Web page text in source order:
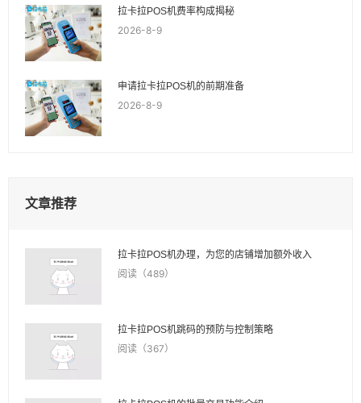
拉卡拉POS机费率构成揭秘
2026-8-9
申请拉卡拉POS机的前期准备
2026-8-9
文章推荐
拉卡拉POS机办理，为您的店铺增加额外收入
阅读（489）
拉卡拉POS机跳码的预防与控制策略
阅读（367）